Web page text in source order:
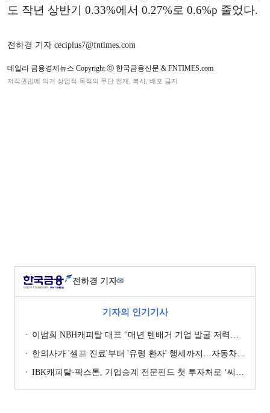
도 작년 상반기 0.33%에서 0.27%로 0.6%p 줄었다.
전하경 기자 ceciplus7@fntimes.com
데일리 금융경제뉴스 Copyright ⓒ 한국금융신문 & FNTIMES.com
저작권법에 의거 상업적 목적의 무단 전재, 복사, 배포 금지
전하경 기자✉
기자의 인기기사
이범희 NBH캐피탈 대표 “매년 텐배거 기업 발굴 저력…올해 ROE 20% 목표”
한의사가 '셀프 진료'부터 '유령 환자' 행세까지…자동차보험 악용 심각 [경상환자 8주룰 도입 초읽기]
IBK캐피탈-팍스톤, 기업승계 전문펀드 첫 투자처로 ‘씨엠디기술단’ 낙점 [캐피탈사 돋보기]